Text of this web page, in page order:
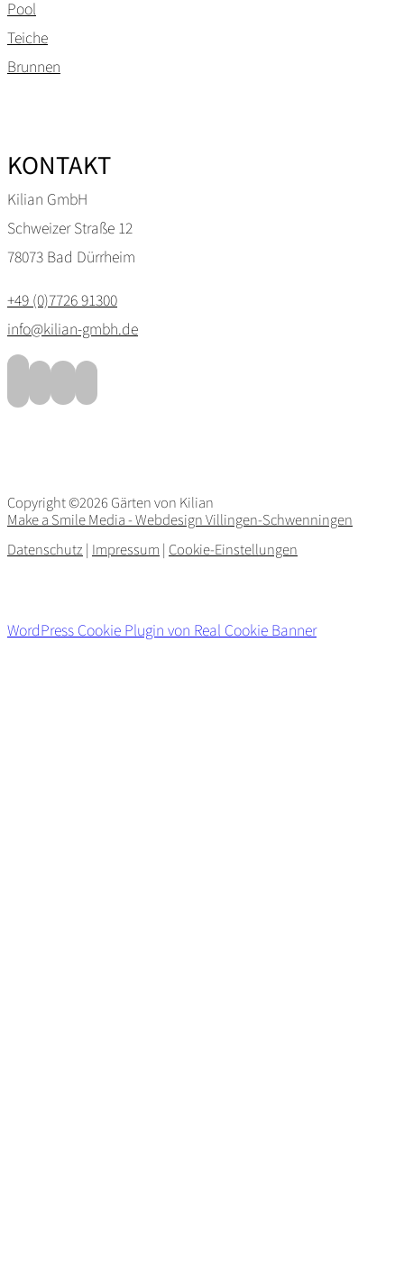
Pool
Teiche
Brunnen
KONTAKT
Kilian GmbH
Schweizer Straße 12
78073 Bad Dürrheim
+49 (0)7726 91300
info@kilian-gmbh.de
Copyright ©2026 Gärten von Kilian
Make a Smile Media - Webdesign Villingen-Schwenningen
Datenschutz | Impressum | Cookie-Einstellungen
WordPress Cookie Plugin von Real Cookie Banner